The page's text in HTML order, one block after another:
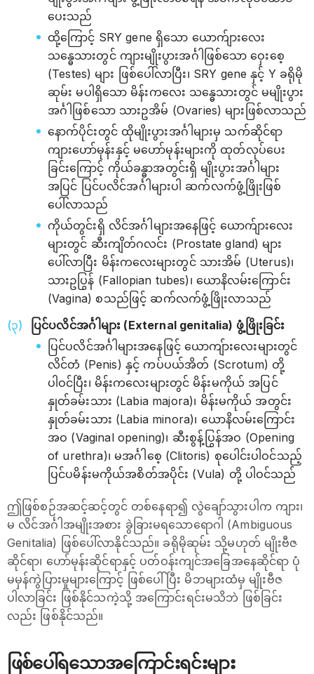
ပေးသည်
ထို့ကြောင့် SRY gene ရှိသော ယောက်ျားလေး
သန္ဓေသားတွင် ကျားမျိုးပွားအင်္ဂါဖြစ်သော ဝှေးစေ့
(Testes) များ ဖြစ်ပေါ်လာပြီး၊ SRY gene နှင့် Y ခရိုမို
ဆုမ်း မပါရှိသော မိန်းကလေး သန္ဓေသားတွင် မမျိုးပွား
အင်္ဂါဖြစ်သော သားဥအိမ် (Ovaries) များဖြစ်လာသည်
နောက်ပိုင်းတွင် ထိုမျိုးပွားအင်္ဂါများမှ သက်ဆိုင်ရာ
ကျားဟော်မုန်းနှင့် မဟော်မုန်းများကို ထုတ်လုပ်ပေး
ခြင်းကြောင့် ကိုယ်ခန္ဓာအတွင်းရှိ မျိုးပွားအင်္ဂါများ
အပြင် ပြင်ပလိင်အင်္ဂါများပါ ဆက်လက်ဖွံ့ဖြိုးဖြစ်
ပေါ်လာသည်
ကိုယ်တွင်းရှိ လိင်အင်္ဂါများအနေဖြင့် ယောက်ျားလေး
များတွင် ဆီးကျိတ်ဂလင်း (Prostate gland) များ
ပေါ်လာပြီး မိန်းကလေးများတွင် သားအိမ် (Uterus)၊
သားဥပြွန် (Fallopian tubes)၊ ယောနိလမ်းကြောင်း
(Vagina) စသည်ဖြင့် ဆက်လက်ဖွံ့ဖြိုးလာသည်
ပြင်ပလိင်အင်္ဂါများ (External genitalia) ဖွံ့ဖြိုးခြင်း
ပြင်ပလိင်အင်္ဂါများအနေဖြင့် ယောကျ်ားလေးများတွင်
လိင်တံ (Penis) နှင့် ကပ်ပယ်အိတ် (Scrotum) တို့
ပါဝင်ပြီး၊ မိန်းကလေးများတွင် မိန်းမကိုယ် အပြင်
နှုတ်ခမ်းသား (Labia majora)၊ မိန်းမကိုယ် အတွင်း
နှုတ်ခမ်းသား (Labia minora)၊ ယောနိလမ်းကြောင်း
အဝ (Vaginal opening)၊ ဆီးစွန့်ပြွန်အဝ (Opening
of urethra)၊ မအင်္ဂါစေ့ (Clitoris) စုပေါင်းပါဝင်သည့်
ပြင်ပမိန်းမကိုယ်အစိတ်အပိုင်း (Vula) တို့ ပါဝင်သည်
ဤဖြစ်စဉ်အဆင့်ဆင့်တွင် တစ်နေရာ၍ လွဲချော်သွားပါက ကျား၊
မ လိင်အင်္ဂါအမျိုးအစား ခွဲခြားမရသောရောဂါ (Ambiguous
Genitalia) ဖြစ်ပေါ်လာနိုင်သည်။ ခရိုမိုဆုမ်း သို့မဟုတ် မျိုးဗီဇ
ဆိုင်ရာ၊ ဟော်မုန်းဆိုင်ရာနှင့် ပတ်ဝန်းကျင်အခြေအနေဆိုင်ရာ ပုံ
မမှန်ကွဲပြားမှုများကြောင့် ဖြစ်ပေါ်ပြီး မိဘများထံမှ မျိုးဗီဇ
ပါလာခြင်း ဖြစ်နိုင်သကဲ့သို့ အကြောင်းရင်းမသိဘဲ ဖြစ်ခြင်း
လည်း ဖြစ်နိုင်သည်။
ဖြစ်ပေါ်ရသောအကြောင်းရင်းများ